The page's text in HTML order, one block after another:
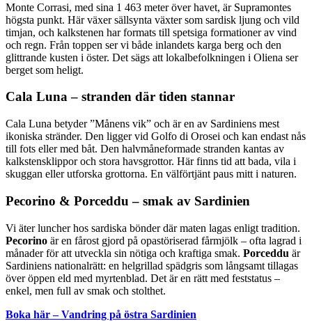
Monte Corrasi, med sina 1 463 meter över havet, är Supramontes
högsta punkt. Här växer sällsynta växter som sardisk ljung och vild
timjan, och kalkstenen har formats till spetsiga formationer av vind
och regn. Från toppen ser vi både inlandets karga berg och den
glittrande kusten i öster. Det sägs att lokalbefolkningen i Oliena ser
berget som heligt.
Cala Luna – stranden där tiden stannar
Cala Luna betyder ”Månens vik” och är en av Sardiniens mest
ikoniska stränder. Den ligger vid Golfo di Orosei och kan endast nås
till fots eller med båt. Den halvmåneformade stranden kantas av
kalkstensklippor och stora havsgrottor. Här finns tid att bada, vila i
skuggan eller utforska grottorna. En välförtjänt paus mitt i naturen.
Pecorino & Porceddu – smak av Sardinien
Vi äter luncher hos sardiska bönder där maten lagas enligt tradition.
Pecorino är en fårost gjord på opastöriserad fårmjölk – ofta lagrad i
månader för att utveckla sin nötiga och kraftiga smak. Porceddu är
Sardiniens nationalrätt: en helgrillad spädgris som långsamt tillagas
över öppen eld med myrtenblad. Det är en rätt med feststatus –
enkel, men full av smak och stolthet.
Boka här – Vandring på östra Sardinien